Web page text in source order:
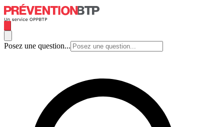
Posez une question...